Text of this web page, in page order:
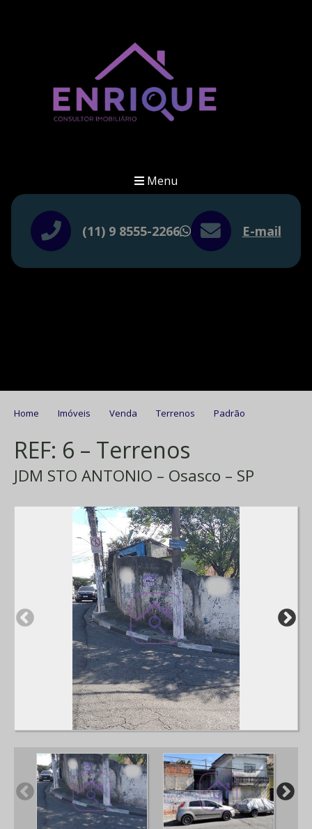
Menu
(11) 9 8555-2266 WhatsApp
E-mail
Home Imóveis Venda Terrenos Padrão
REF: 6 – Terrenos
JDM STO ANTONIO – Osasco – SP